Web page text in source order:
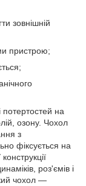
зовнішній
пристрою;
на
озону. Чохол
з
фіксується на
роз'ємів і
чохол —